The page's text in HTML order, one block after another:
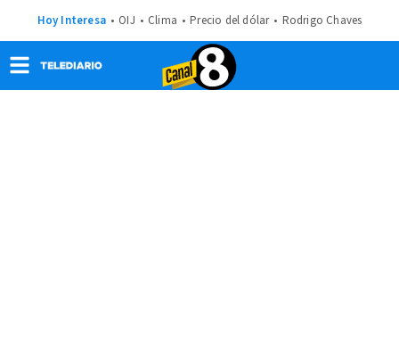
Hoy Interesa OIJ Clima Precio del dólar Rodrigo Chaves